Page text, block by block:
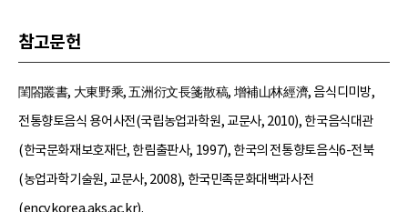
참고문헌
閨閤叢書, 大東野乘, 五洲衍文長箋散稿, 增補山林經濟, 음식디미방,
전통향토음식 용어사전(국립농업과학원, 교문사, 2010), 한국음식대관
(한국문화재보호재단, 한림출판사, 1997), 한국의 전통향토음식6-전북
(농업과학기술원, 교문사, 2008), 한국민족문화대백과사전
(encykorea.aks.ac.kr).